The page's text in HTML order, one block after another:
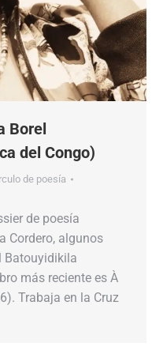
Borel
del Congo)
de poesía
de poesía
Cordero, algunos
Batouyidikila
más reciente es À
Trabaja en la Cruz